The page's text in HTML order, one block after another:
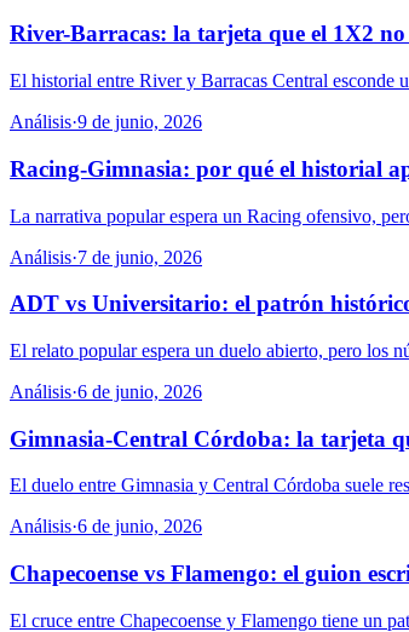
River-Barracas: la tarjeta que el 1X2 no
El historial entre River y Barracas Central esconde
Análisis·9 de junio, 2026
Racing-Gimnasia: por qué el historial
La narrativa popular espera un Racing ofensivo,
Análisis·7 de junio, 2026
ADT vs Universitario: el patrón
El relato popular espera un duelo abierto, pero los
Análisis·6 de junio, 2026
Gimnasia-Central Córdoba: la tarjeta
El duelo entre Gimnasia y Central Córdoba suele
Análisis·6 de junio, 2026
Chapecoense vs Flamengo: el guion
El cruce entre Chapecoense y Flamengo tiene un